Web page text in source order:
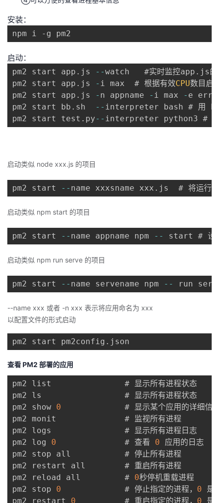
安装：
npm i -g pm2
启动：
pm2 start app . js --watch   #实时监控app . js的
pm2 start app . js - i max  # 根据有效CPU数目启
pm2 start app . js - n appname - i max - e err
pm2 start bb . sh -- interpreter bash # 用
pm2 start test . py-- interpreter python3 # 用
启动类似 node xxx.js 的项目
pm2 start -- name xxxsname xxx . js  # 将运行的
启动类似 npm start 的项目
pm2 start -- name appname npm --
启动类似 npm run serve 的项目
pm2 start -- name servename npm --
--name xxx 或者 -n xxx 表示将应用命名为 xxx
以配置文件的形式启动
pm2 start pm2config .
查看 PM2 部署的应用
pm2 list               # 显示所有进程状态
pm2 ls                 # 显示所有进程状态
pm2 show 0
pm2 monit              # 监视所有进程
pm2 logs               # 显示所有进程日志
pm2 log 0 # 查看 0 应用的日志
pm2 stop all           # 停止所有进程
pm2 restart all        # 重启所有进程
pm2 reload all         # 0秒停机重载进程
pm2 stop 0
             # 停止指定的进程，
0 是
pm2 restart 0
          # 重启指定的进程，
0 是